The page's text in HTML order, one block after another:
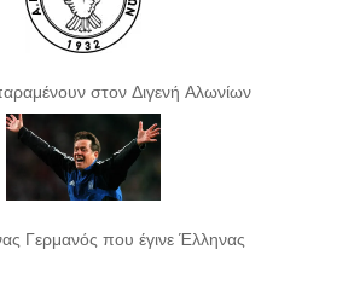
στον Διγενή Αλωνίων
Γερμανός που έγινε Έλληνας